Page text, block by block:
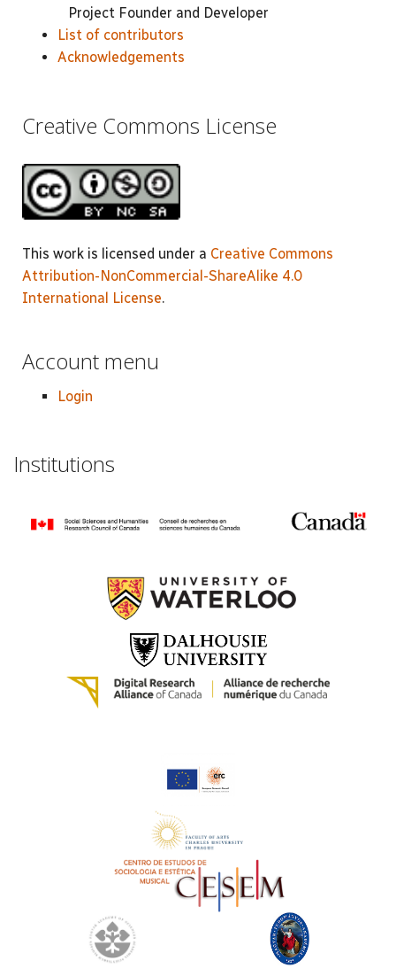
Project Founder and Developer
List of contributors
Acknowledgements
Creative Commons License
This work is licensed under a Creative Commons
Attribution-NonCommercial-ShareAlike 4.0
International License.
Account menu
Login
Institutions